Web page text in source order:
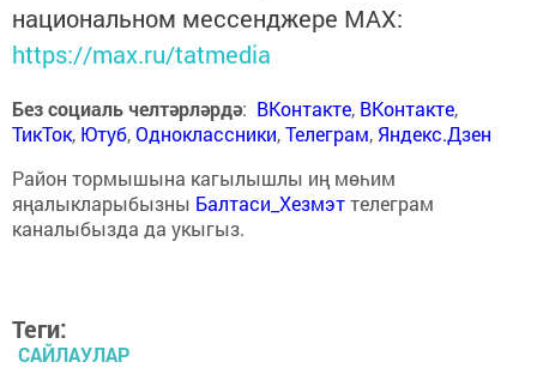
национальном мессенджере MАХ:
https://max.ru/tatmedia
Без социаль челтәрләрдә: ВКонтакте, ВКонтакте,
ТикТок, Ютуб,Одноклассники,Телеграм, Яндекс.Дзен
Район тормышына кагылышлы иң мөһим
яңалыкларыбызны Балтаси_Хезмэттелеграм
каналыбызда да укыгыз.
Теги:
САЙЛАУЛАР